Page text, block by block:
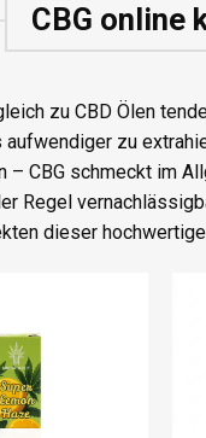
CBG online
zu CBD Ölen
zu
CBG schmeckt im
Regel
dieser